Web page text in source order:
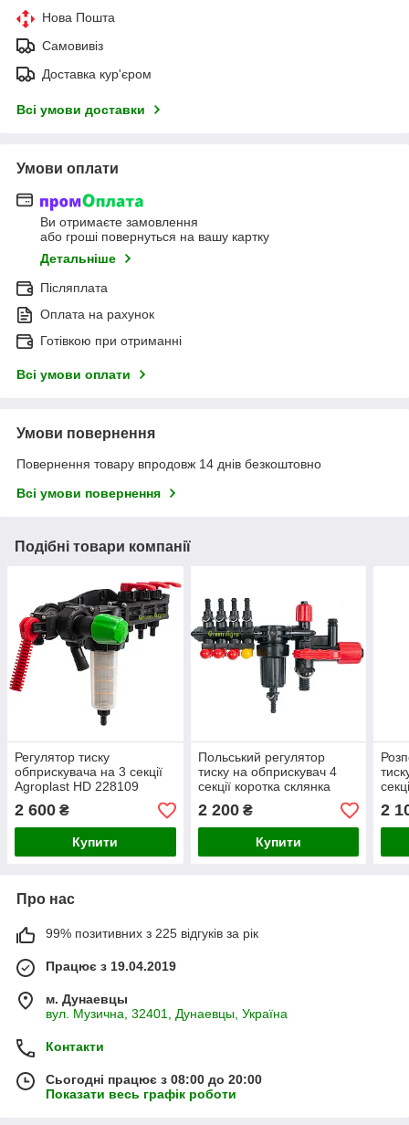
Нова Пошта
Самовивіз
Доставка кур'єром
Всі умови доставки
Умови оплати
Ви отримаєте замовлення
або гроші повернуться на вашу картку
Детальніше
Післяплата
Оплата на рахунок
Готівкою при отриманні
Всі умови оплати
Умови повернення
Повернення товару впродовж 14 днів безкоштовно
Всі умови повернення
Подібні товари компанії
Регулятор тиску
обприскувача на 3 секції
Agroplast HD 228109
Польща
2 600 ₴
Купити
Польський регулятор
тиску на обприскувач 4
секції коротка склянка
Розподільник на
обприскувач
2 200₴
Купити
2
Про нас
99% позитивних з 225 відгуків за рік
Працює з 19.04.2019
м. Дунаевцы
вул. Музична, 32401, Дунаевцы, Україна
Контакти
Сьогодні працює з 08:00 до 20:00
Показати весь графік роботи